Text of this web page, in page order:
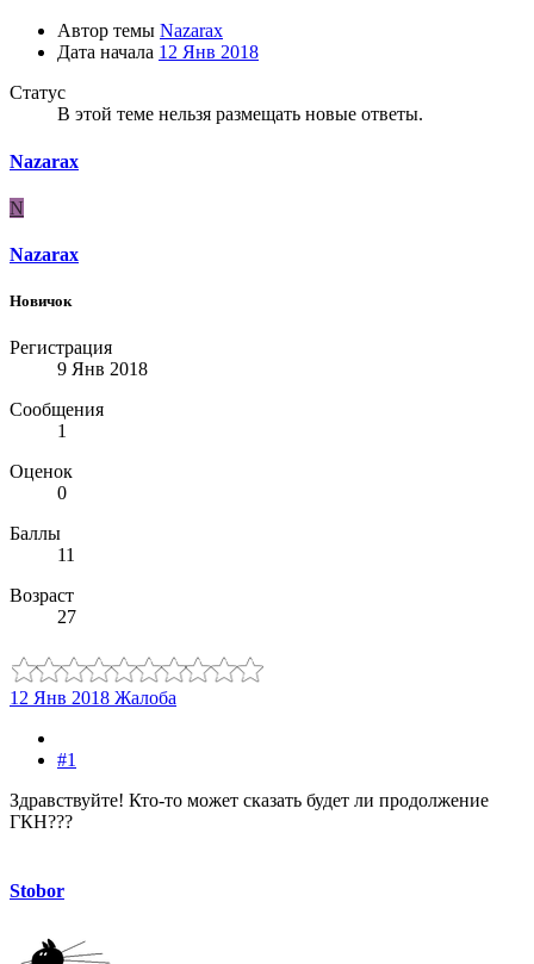
Автор темы Nazarax
Дата начала 12 Янв 2018
Статус
В этой теме нельзя размещать новые ответы.
Nazarax
N
Nazarax
Новичок
Регистрация
9 Янв 2018
Сообщения
1
Оценок
0
Баллы
11
Возраст
27
12 Янв 2018 Жалоба
#1
Здравствуйте! Кто-то может сказать будет ли продолжение
ГКН???
Stobor